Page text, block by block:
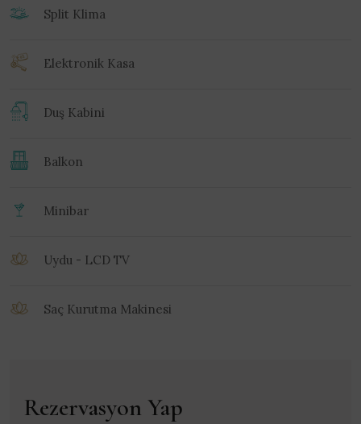
Split Klima
Elektronik Kasa
Duş Kabini
Balkon
Minibar
Uydu - LCD TV
Saç Kurutma Makinesi
Rezervasyon Yap